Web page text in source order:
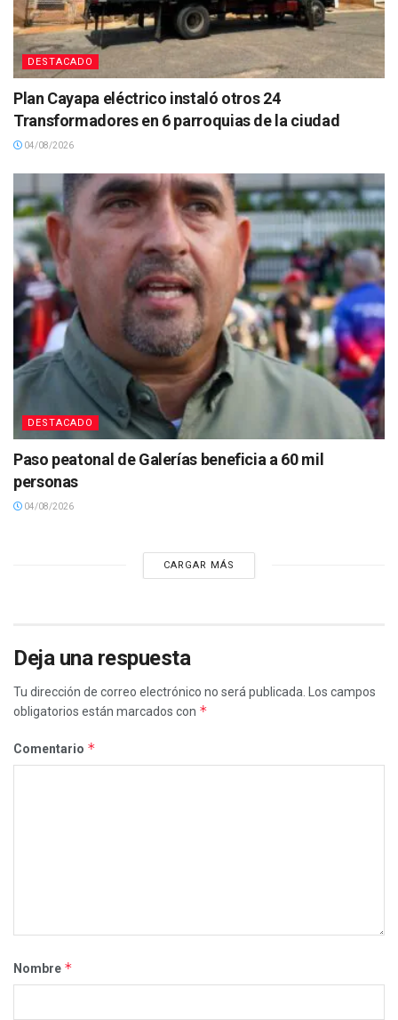
DESTACADO
Plan Cayapa eléctrico instaló otros 24
Transformadores en 6 parroquias de la ciudad
04/08/2026
DESTACADO
Paso peatonal de Galerías beneficia a 60 mil
personas
04/08/2026
CARGAR MÁS
Deja una respuesta
Tu dirección de correo electrónico no será publicada.
Los campos
obligatorios están marcados con *
Comentario *
Nombre *